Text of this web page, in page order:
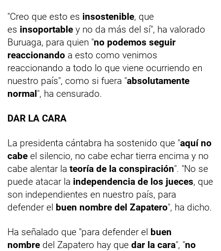
"Creo que esto es insostenible, que
es insoportable y no da más del sí", ha valorado
Buruaga, para quien "no podemos seguir
reaccionando a esto como venimos
reaccionando a todo lo que viene ocurriendo en
nuestro país", como si fuera "absolutamente
normal", ha censurado.
DAR LA CARA
La presidenta cántabra ha sostenido que "aquí no
cabe el silencio, no cabe echar tierra encima y no
cabe alentar la teoría de la conspiración". "No se
puede atacar la independencia de los jueces, que
son independientes en nuestro país, para
defender el buen nombre del Zapatero", ha dicho.
Ha señalado que "para defender el buen
nombre del Zapatero hay que dar la cara", "no